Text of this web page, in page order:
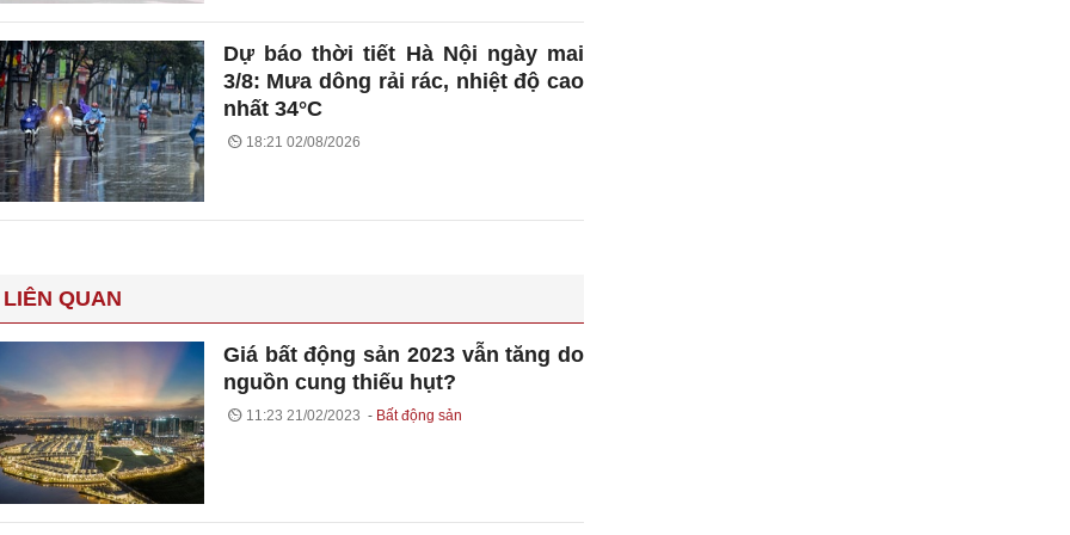
Dự báo thời tiết Hà Nội ngày mai
3/8: Mưa dông rải rác, nhiệt độ cao
nhất 34°C
18:21 02/08/2026
QUAN
Giá bất động sản 2023 vẫn tăng do
nguồn cung thiếu hụt?
11:23 21/02/2023 Bất động sản